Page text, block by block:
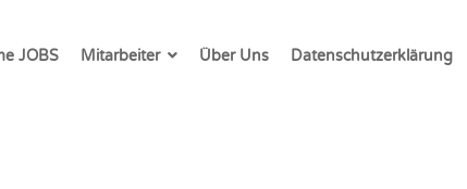
JOBS Mitarbeiter Über Uns Datenschutzerklärung